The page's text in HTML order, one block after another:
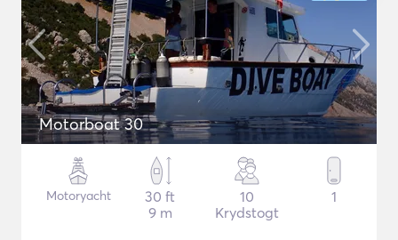
Motorboat 30
Motoryacht
30 ft
9 m
10
Krydstogt
1